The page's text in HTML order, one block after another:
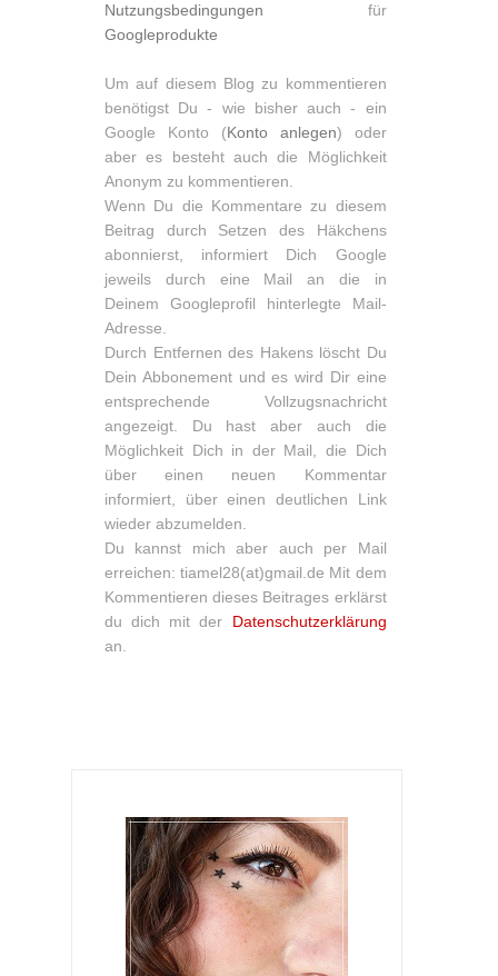
Nutzungsbedingungen
für
Googleprodukte
Um auf diesem Blog zu kommentieren
benötigst Du - wie bisher auch - ein
Google Konto (Konto anlegen) oder
aber es besteht auch die Möglichkeit
Anonym zu kommentieren.
Wenn Du die Kommentare zu diesem
Beitrag durch Setzen des Häkchens
abonnierst, informiert Dich Google
jeweils durch eine Mail an die in
Deinem Googleprofil hinterlegte Mail-
Adresse.
Durch Entfernen des Hakens löscht Du
Dein Abbonement und es wird Dir eine
entsprechende Vollzugsnachricht
angezeigt. Du hast aber auch die
Möglichkeit Dich in der Mail, die Dich
über einen neuen Kommentar
informiert, über einen deutlichen Link
wieder abzumelden.
Du kannst mich aber auch per Mail
erreichen: tiamel28(at)gmail.de Mit dem
Kommentieren dieses Beitrages erklärst
du dich mit der Datenschutzerklärung
an.